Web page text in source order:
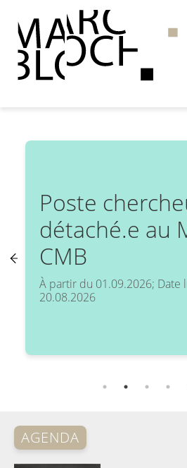
Centre Marc
#88 –
Intimität
Dialog
AGENDA